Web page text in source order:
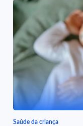
Saúde da criança